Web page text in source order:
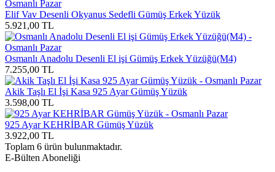
Elif Vav Desenli Okyanus Sedefli Gümüş Erkek Yüzük
5.921,00 TL
Osmanlı Anadolu Desenli El işi Gümüş Erkek Yüzüğü(M4)
7.255,00 TL
Akik Taşlı El İşi Kasa 925 Ayar Gümüş Yüzük
3.598,00 TL
925 Ayar KEHRİBAR Gümüş Yüzük
3.922,00 TL
Toplam 6 ürün bulunmaktadır.
E-Bülten Aboneliği